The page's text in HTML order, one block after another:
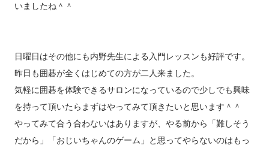
いましたね＾＾
日曜日はその他にも内野先生による入門レッスンも好評です。
昨日も囲碁が全くはじめての方が二人来ました。
気軽に囲碁を体験できるサロンになっているので少しでも興味
を持って頂いたらまずはやってみて頂きたいと思います＾＾
やってみて合う合わないはありますが、やる前から「難しそう
だから」「おじいちゃんのゲーム」と思ってやらないのはもっ